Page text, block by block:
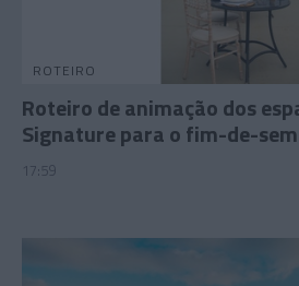
ROTEIRO
Roteiro de animação dos
Signature para o fim-de-
17:59